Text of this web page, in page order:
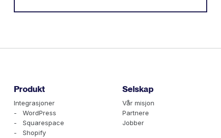
Produkt
Integrasjoner
- WordPress
- Squarespace
- Shopify
Selskap
Vår misjon
Partnere
Jobber